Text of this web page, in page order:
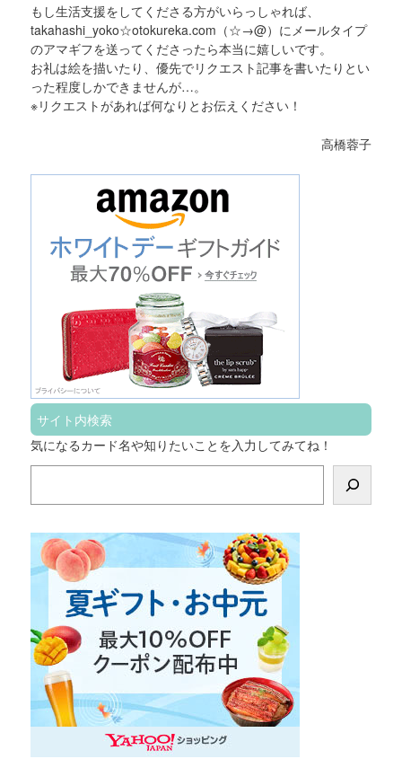
もし生活支援をしてくださる方がいらっしゃれば、
takahashi_yoko☆otokureka.com（☆→@）にメールタイプ
のアマギフを送ってくださったら本当に嬉しいです。
お礼は絵を描いたり、優先でリクエスト記事を書いたりとい
った程度しかできませんが…。
※リクエストがあれば何なりとお伝えください！
高橋蓉子
サイト内検索
気になるカード名や知りたいことを入力してみてね！